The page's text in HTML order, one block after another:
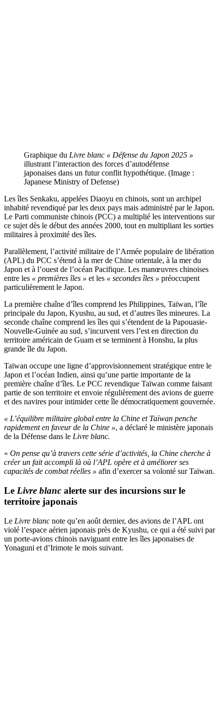
Graphique du Livre blanc « Défense du Japon 2025 »
illustrant l’interaction des forces d’autodéfense
japonaises dans un futur conflit hypothétique. (Image :
Japanese Ministry of Defense)
Les îles Senkaku, appelées Diaoyu en chinois, sont un archipel
inhabité revendiqué par les deux pays mais administré par le Japon.
Le Parti communiste chinois (PCC) a multiplié les interventions sur
ce sujet dès le début des années 2000, tout en multipliant les sorties
militaires à proximité des îles.
Parallèlement, l’activité militaire de l’Armée populaire de libération
(APL) du PCC s’étend à la mer de Chine orientale, à la mer du
Japon et à l’ouest de l’océan Pacifique. Les manœuvres chinoises
entre les « premières îles » et les « secondes îles » préoccupent
particulièrement le Japon.
La première chaîne d’îles comprend les Philippines, Taïwan, l’île
principale du Japon, Kyushu, au sud, et d’autres îles mineures. La
seconde chaîne comprend les îles qui s’étendent de la Papouasie-
Nouvelle-Guinée au sud, s’incurvent vers l’est en direction du
territoire américain de Guam et se terminent à Honshu, la plus
grande île du Japon.
Taïwan occupe une ligne d’approvisionnement stratégique entre le
Japon et l’océan Indien, ainsi qu’une partie importante de la
première chaîne d’îles. Le PCC revendique Taïwan comme faisant
partie de son territoire et envoie régulièrement des avions de guerre
et des navires pour intimider cette île démocratiquement gouvernée.
« L’équilibre militaire global entre la Chine et Taïwan penche
rapidement en faveur de la Chine », a déclaré le ministère japonais
de la Défense dans le Livre blanc.
« On pense qu’à travers cette série d’activités, la Chine cherche à
créer un fait accompli là où l’APL opère et à améliorer ses
capacités de combat réelles » afin d’exercer sa volonté sur Taïwan.
Le Livre blanc alerte sur des incursions sur le
territoire japonais
Le Livre blanc note qu’en août dernier, des avions de l’APL ont
violé l’espace aérien japonais près de Kyushu, ce qui a été suivi par
un porte-avions chinois naviguant entre les îles japonaises de
Yonaguni et d’Irimote le mois suivant.